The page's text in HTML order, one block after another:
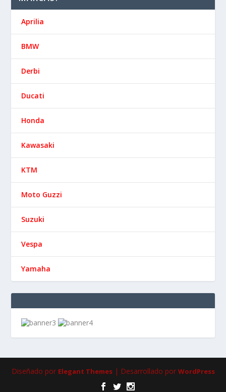
Aprilia
BMW
Derbi
Ducati
Honda
Kawasaki
KTM
Moto Guzzi
Suzuki
Vespa
Yamaha
Diseñado por Elegant Themes| Desarrollado por WordPress